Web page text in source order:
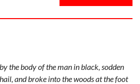
the body of the man in black, sodden
and broke into the woods at the foot